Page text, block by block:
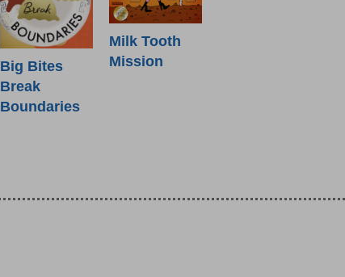
Big Bites
Break
Boundaries
Milk Tooth
Mission